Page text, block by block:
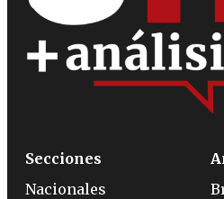
Secciones
Nacionales